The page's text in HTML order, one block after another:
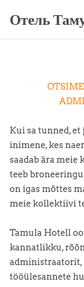
Отель
Kui sa tunned, et
inimene, kes
saadab ära meie
teeb
on igas mõttes
meie kollektiivi
Tamula Hotell
kannatlikku,
administraatorit,
tööülesannete